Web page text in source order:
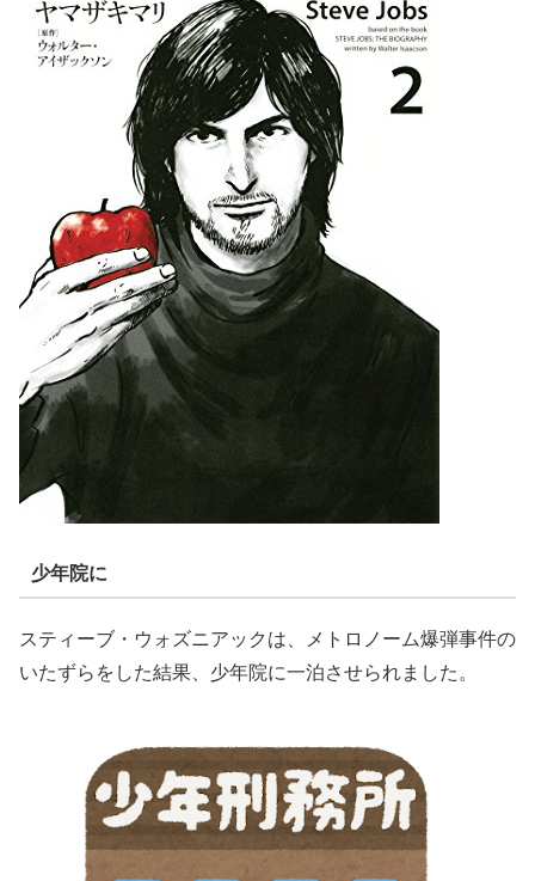
少年院に
スティーブ・ウォズニアックは、メトロノーム爆弾事件の
いたずらをした結果、少年院に一泊させられました。